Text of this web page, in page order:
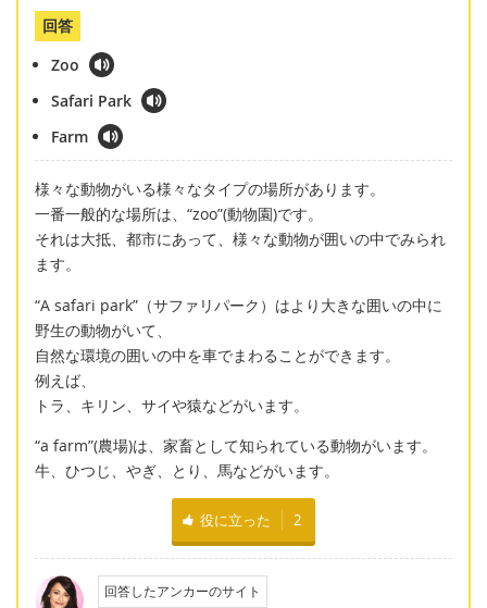
回答
Zoo
Safari Park
Farm
様々な動物がいる様々なタイプの場所があります。
一番一般的な場所は、“zoo”(動物園)です。
それは大抵、都市にあって、様々な動物が囲いの中でみられ
ます。
“A safari park”（サファリパーク）はより大きな囲いの中に
野生の動物がいて、
自然な環境の囲いの中を車でまわることができます。
例えば、
トラ、キリン、サイや猿などがいます。
“a farm”(農場)は、家畜として知られている動物がいます。
牛、ひつじ、やぎ、とり、馬などがいます。
役に立った 2
回答したアンカーのサイト